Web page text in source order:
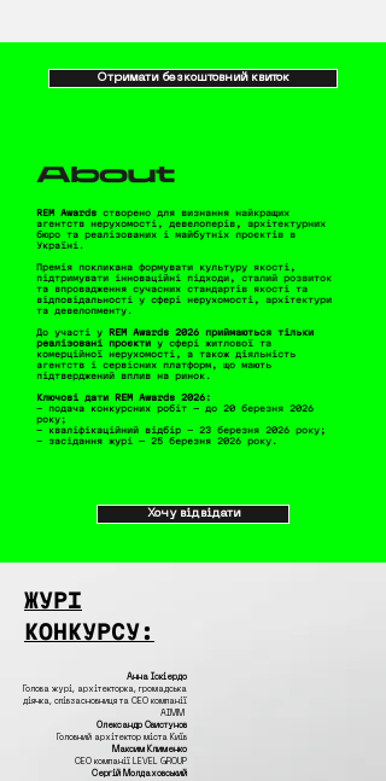
Отримати безкоштовний квиток
REM Awards створено для визнання найкращих
агентств нерухомості, девелоперів, архітектурних
бюро та реалізованих і майбутніх проєктів в
Україні.
Премія покликана формувати культуру якості,
підтримувати інноваційні підходи, сталий розвиток
та впровадження сучасних стандартів якості та
відповідальності у сфері нерухомості, архітектури
та девелопменту.
До участі у REM Awards 2026
приймаються тільки
реалізовані проєкти у сфері житлової та
комерційної нерухомості, а також діяльність
агентств і сервісних платформ, що мають
підтверджений вплив на ринок.
Ключові дати REM Awards 2026:
- подача конкурсних робіт — до 20 березня 2026
року;
- кваліфікаційний відбір — 23 березня 2026 року;
- засідання журі — 25 березня 2026 року.
Хочу відвідати
ЖУРІ
КОНКУРСУ:
Анна Іскіердо
Голова журі, архітекторка, громадська
діячка, співзасновниця та CEO компанії
AIMM
Олександр Свистунов
Головний архітектор міста Київ
Максим Клименко
СЕО компанії LEVEL GROUP
Сергій Молдаховський